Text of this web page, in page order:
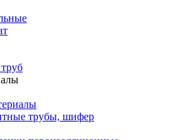
трубы, шифер